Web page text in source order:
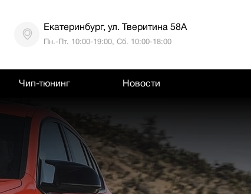
Екатеринбург, ул. Тверитина 58А
Пн.-Пт. 10:00-19:00, Сб. 10:00-18:00
Чип-тюнинг Новости